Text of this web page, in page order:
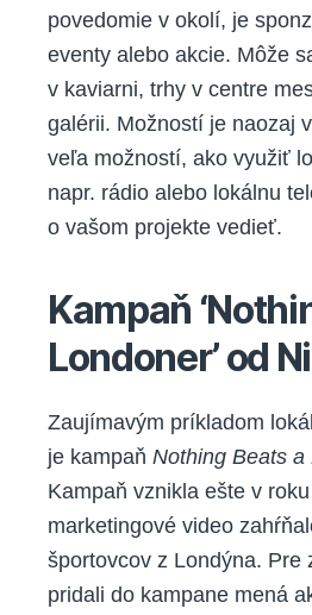
povedomie v okolí, je
eventy alebo akcie. Môže
v kaviarni, trhy v centre
galérii. Možností je naozaj
veľa možností, ako využiť
napr. rádio alebo lokálnu
o vašom projekte vedieť.
Kampaň
Londoner’ od
Zaujímavým príkladom
je kampaň Nothing Beats a
Kampaň vznikla ešte v
marketingové video
športovcov z Londýna. Pre
pridali do kampane mená